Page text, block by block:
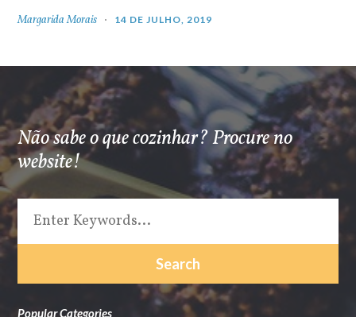
Margarida Morais 14 DE JULHO, 2019
Não sabe o que cozinhar? Procure no
website!
Popular Categories